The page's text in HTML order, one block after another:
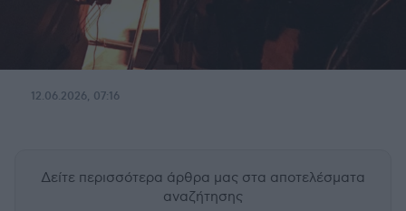
12.06.2026, 07:16
Δείτε περισσότερα άρθρα μας στα αποτελέσματα
αναζήτησης